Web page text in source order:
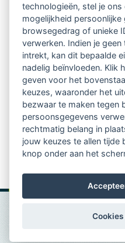
vrij toegankelijke
nieuws op het
begeleiden
informatie over
Aanmelden nieuwsbrief
technologieën, stel je ons
mogelijkheid persoonlijke
browsegedrag of unieke
verwerken. Indien je
intrekt, kan dit bepaalde
nadelig beïnvloeden. Klik
geven voor het
keuzes, waaronder het
bezwaar te maken tegen
persoonsgegevens
rechtmatig belang in
jouw keuzes te allen tijde
knop onder aan het